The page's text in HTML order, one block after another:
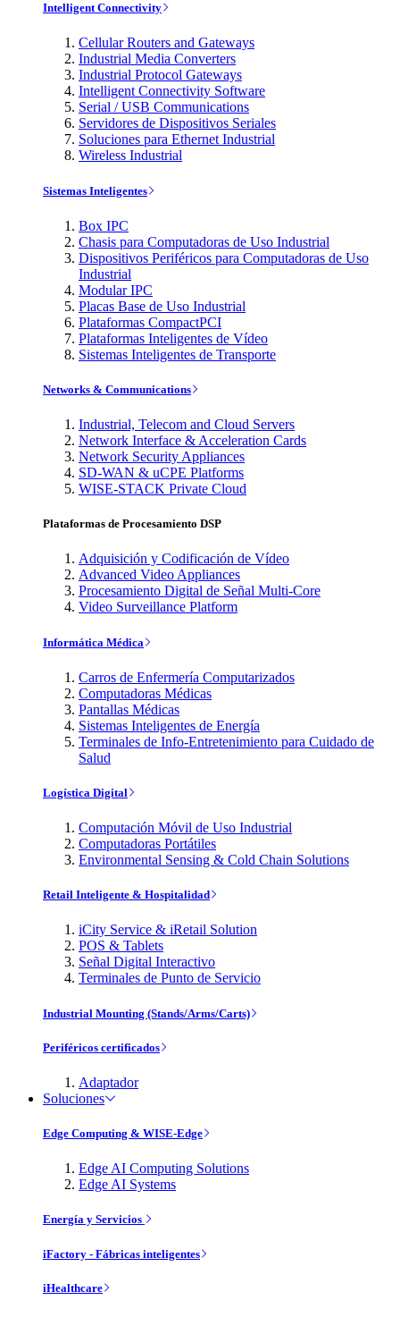
Intelligent Connectivity
Cellular Routers and Gateways
Industrial Media Converters
Industrial Protocol Gateways
Intelligent Connectivity Software
Serial / USB Communications
Servidores de Dispositivos Seriales
Soluciones para Ethernet Industrial
Wireless Industrial
Sistemas Inteligentes
Box IPC
Chasis para Computadoras de Uso Industrial
Dispositivos Periféricos para Computadoras de Uso
Industrial
Modular IPC
Placas Base de Uso Industrial
Plataformas CompactPCI
Plataformas Inteligentes de Vídeo
Sistemas Inteligentes de Transporte
Networks & Communications
Industrial, Telecom and Cloud Servers
Network Interface & Acceleration Cards
Network Security Appliances
SD-WAN & uCPE Platforms
WISE-STACK Private Cloud
Plataformas de Procesamiento DSP
Adquisición y Codificación de Vídeo
Advanced Video Appliances
Procesamiento Digital de Señal Multi-Core
Video Surveillance Platform
Informática Médica
Carros de Enfermería Computarizados
Computadoras Médicas
Pantallas Médicas
Sistemas Inteligentes de Energía
Terminales de Info-Entretenimiento para Cuidado de
Salud
Logística Digital
Computación Móvil de Uso Industrial
Computadoras Portátiles
Environmental Sensing & Cold Chain Solutions
Retail Inteligente & Hospitalidad
iCity Service & iRetail Solution
POS & Tablets
Señal Digital Interactivo
Terminales de Punto de Servicio
Industrial Mounting (Stands/Arms/Carts)
Periféricos certificados
Adaptador
Soluciones
Edge Computing & WISE-Edge
Edge AI Computing Solutions
Edge AI Systems
Energía y Servicios
iFactory - Fábricas inteligentes
iHealthcare